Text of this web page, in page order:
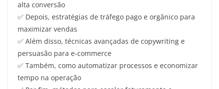
alta conversão
✅ Depois, estratégias de tráfego pago e orgânico para
maximizar vendas
✅ Além disso, técnicas avançadas de copywriting e
persuasão para e-commerce
✅ Também, como automatizar processos e economizar
tempo na operação